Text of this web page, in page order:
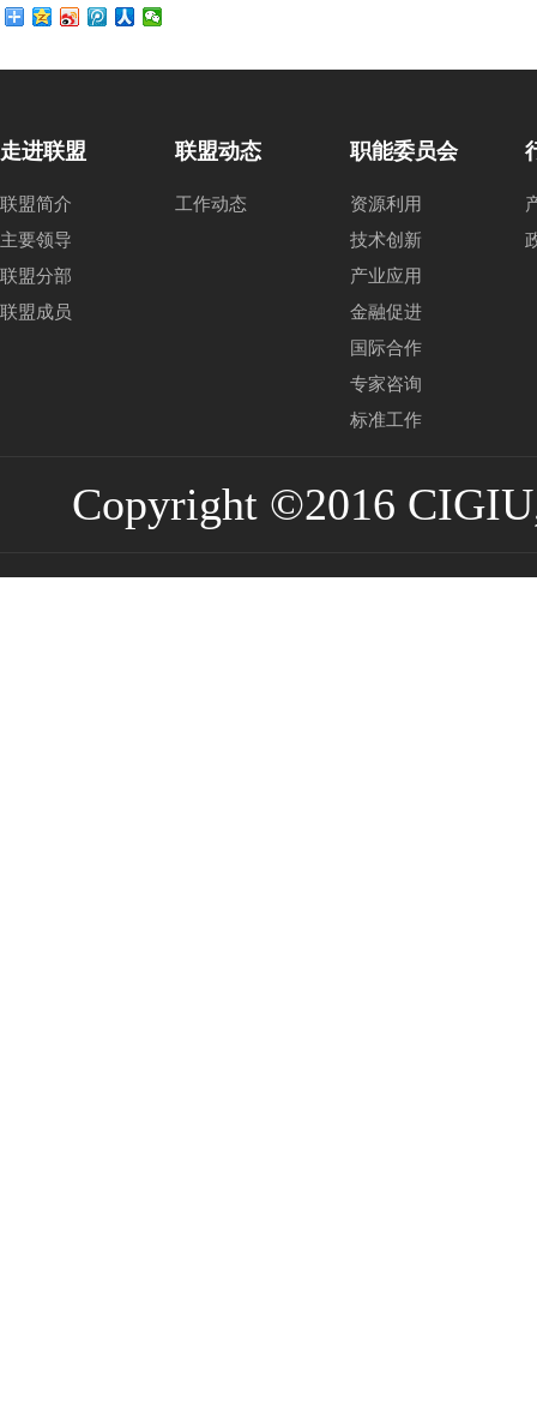
走进联盟
联盟简介
主要领导
联盟分部
联盟成员
联盟动态
工作动态
职能委员会
资源利用
技术创新
产业应用
金融促进
国际合作
专家咨询
标准工作
Copyright ©2016